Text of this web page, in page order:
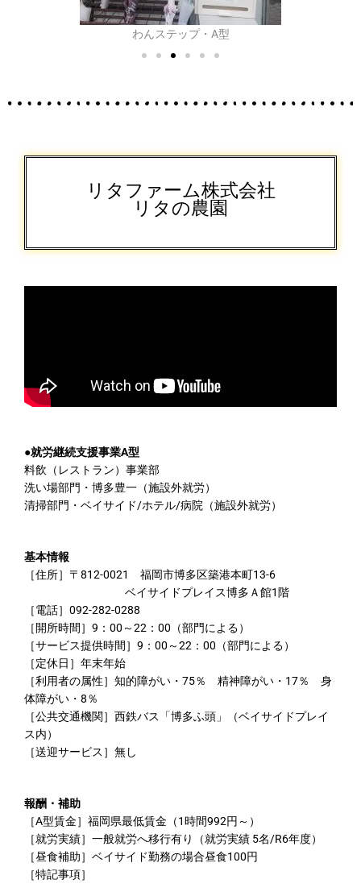
わんステップ・A型
リタファーム株式会社
リタの農園
●就労継続支援事業A型
料飲（レストラン）事業部
洗い場部門・博多豊一（施設外就労）
清掃部門・ベイサイド/ホテル/病院（施設外就労）
基本情報
［住所］〒812-0021 福岡市博多区築港本町13-6
ベイサイドプレイス博多Ａ館1階
［電話］092-282-0288
［開所時間］9：00～22：00（部門による）
［サービス提供時間］9：00～22：00（部門による）
［定休日］年末年始
［利用者の属性］知的障がい・75％ 精神障がい・17％ 身
体障がい・8％
［公共交通機関］西鉄バス「博多ふ頭」（ベイサイドプレイ
ス内）
［送迎サービス］無し
報酬・補助
［A型賃金］福岡県最低賃金（1時間992円～）
［就労実績］一般就労へ移行有り（就労実績 5名/R6年度）
［昼食補助］ベイサイド勤務の場合昼食100円
［特記事項］